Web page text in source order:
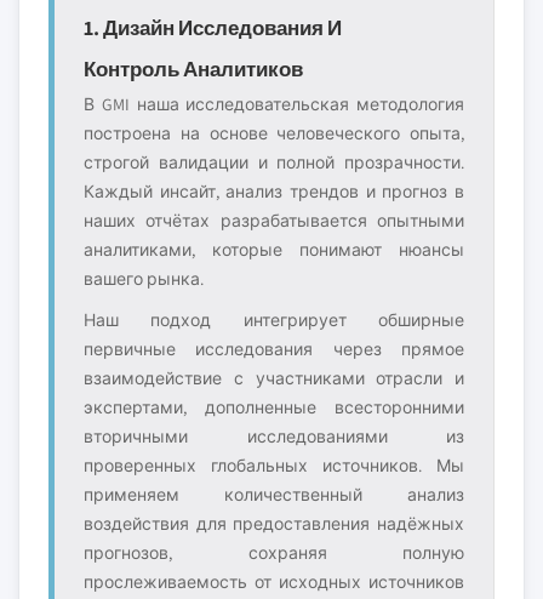
1. Дизайн Исследования И
Контроль Аналитиков
В GMI наша исследовательская методология
построена на основе человеческого опыта,
строгой валидации и полной прозрачности.
Каждый инсайт, анализ трендов и прогноз в
наших отчётах разрабатывается опытными
аналитиками, которые понимают нюансы
вашего рынка.
Наш подход интегрирует обширные
первичные исследования через прямое
взаимодействие с участниками отрасли и
экспертами, дополненные всесторонними
вторичными исследованиями из
проверенных глобальных источников. Мы
применяем количественный анализ
воздействия для предоставления надёжных
прогнозов, сохраняя полную
прослеживаемость от исходных источников